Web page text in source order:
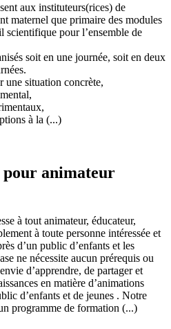
aux instituteurs(rices) de
maternel que primaire des modules
pour l’ensemble de
soit en une journée, soit en deux
une situation concrète,
à la (...)
pour animateur
à tout animateur, éducateur,
à toute personne intéressée et
d’un public d’enfants et les
ne nécessite aucun prérequis ou
d’apprendre, de partager et
en matière d’animations
d’enfants et de jeunes . Notre
programme de formation (...)